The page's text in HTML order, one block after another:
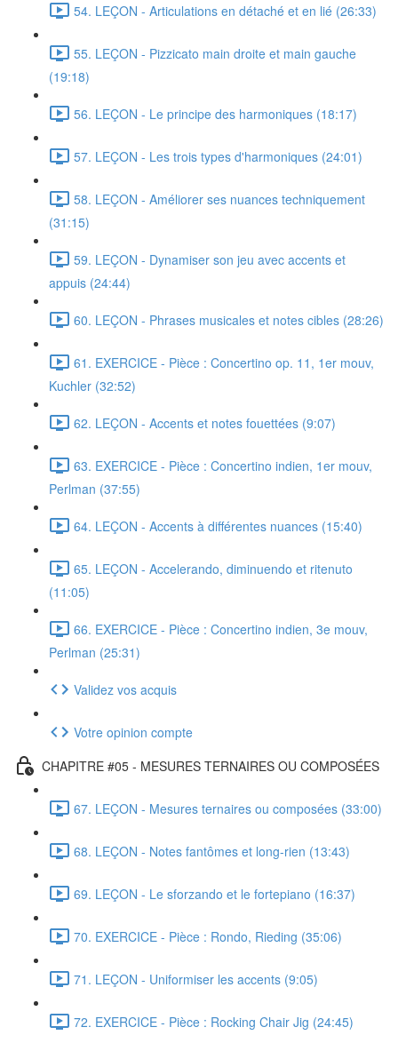
54. LEÇON - Articulations en détaché et en lié (26:33)
55. LEÇON - Pizzicato main droite et main gauche
(19:18)
56. LEÇON - Le principe des harmoniques (18:17)
57. LEÇON - Les trois types d'harmoniques (24:01)
58. LEÇON - Améliorer ses nuances techniquement
(31:15)
59. LEÇON - Dynamiser son jeu avec accents et
appuis (24:44)
60. LEÇON - Phrases musicales et notes cibles (28:26)
61. EXERCICE - Pièce : Concertino op. 11, 1er mouv,
Kuchler (32:52)
62. LEÇON - Accents et notes fouettées (9:07)
63. EXERCICE - Pièce : Concertino indien, 1er mouv,
Perlman (37:55)
64. LEÇON - Accents à différentes nuances (15:40)
65. LEÇON - Accelerando, diminuendo et ritenuto
(11:05)
66. EXERCICE - Pièce : Concertino indien, 3e mouv,
Perlman (25:31)
Validez vos acquis
Votre opinion compte
CHAPITRE #05 - MESURES TERNAIRES OU COMPOSÉES
67. LEÇON - Mesures ternaires ou composées (33:00)
68. LEÇON - Notes fantômes et long-rien (13:43)
69. LEÇON - Le sforzando et le fortepiano (16:37)
70. EXERCICE - Pièce : Rondo, Rieding (35:06)
71. LEÇON - Uniformiser les accents (9:05)
72. EXERCICE - Pièce : Rocking Chair Jig (24:45)